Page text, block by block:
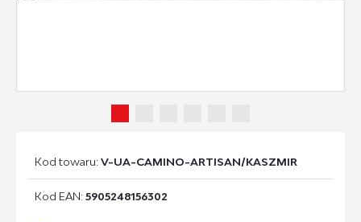
Kod towaru:V-UA-CAMINO-ARTISAN/KASZMIR
Kod EAN:5905248156302